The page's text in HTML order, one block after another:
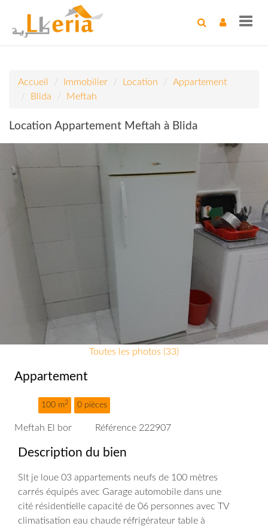
Accueil Immobilier Location
Appartement
Blida
Meftah
Location Appartement Meftah à Blida
Toutes les photos (33)
Appartement
100 m2 0 pièces
Meftah El bor Référence 222907
Description du bien
Slt je loue 03 appartements neufs de 100 mètres
carrés équipés avec Garage automobile dans une
cité résidentielle capacité de 06 personnes avec TV
climatisation eau chaude réfrigérateur table à